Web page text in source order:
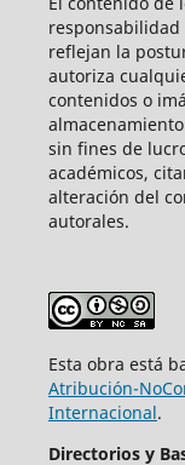
responsabilidad
reflejan la
autoriza
contenidos o
sin fines de
académicos,
alteración del
autorales.
Esta obra está
Atribución-
Internacional.
Directorios y